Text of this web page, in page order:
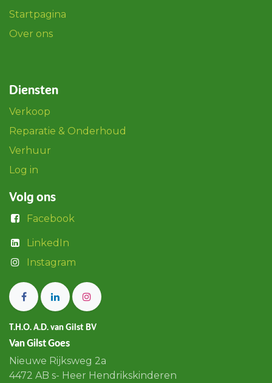
Startpagina
Over ons
Diensten
Verkoop
Reparatie & Onderhoud
Verhuur
Log in
Volg ons
Facebook
LinkedIn
Instagram
T.H.O. A.D. van Gilst BV
Van Gilst Goes
Nieuwe Rijksweg 2a
4472 AB s- Heer Hendrikskinderen